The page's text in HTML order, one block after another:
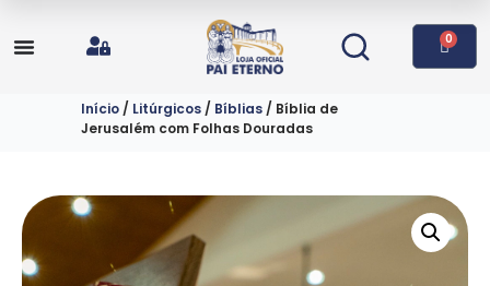
0
Início / Litúrgicos / Bíblias / Bíblia de
Jerusalém com Folhas Douradas